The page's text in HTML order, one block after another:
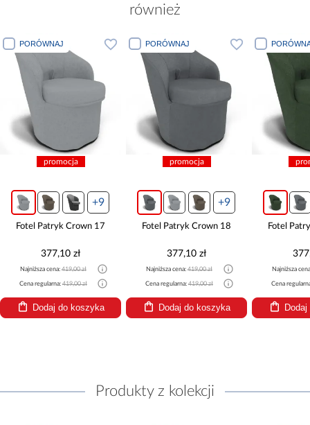
również
PORÓWNAJ
promocja
+9
Fotel Patryk Crown 17
377,10 zł
Najniższa cena: 419,00 zł
Cena regularna: 419,00 zł
Dodaj do koszyka
PORÓWNAJ
promocja
+9
Fotel Patryk Crown 18
377,10 zł
Najniższa cena: 419,00 zł
Cena regularna: 419,00 zł
Dodaj do koszyka
Fotel
Najniższa
Cena
Produkty z kolekcji